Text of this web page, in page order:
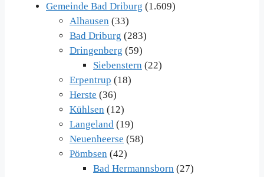
Gemeinde Bad Driburg (1.609)
Alhausen (33)
Bad Driburg (283)
Dringenberg (59)
Siebenstern (22)
Erpentrup (18)
Herste (36)
Kühlsen (12)
Langeland (19)
Neuenheerse (58)
Pömbsen (42)
Bad Hermannsborn (27)